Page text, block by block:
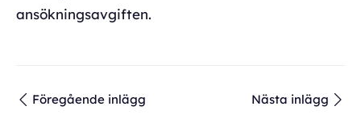
ansökningsavgiften.
Föregående inlägg Nästa inlägg